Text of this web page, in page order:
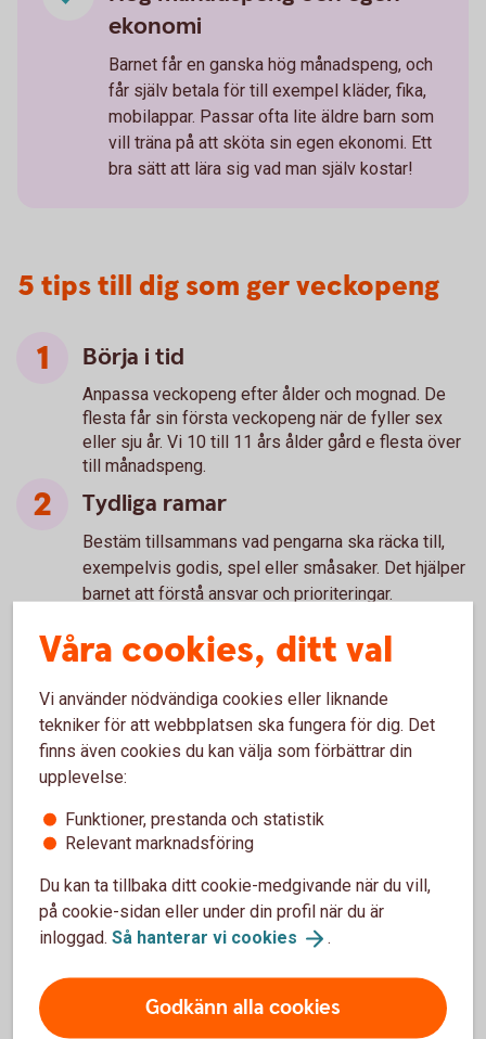
ekonomi
Barnet får en ganska hög månadspeng, och
får själv betala för till exempel kläder, fika,
mobilappar. Passar ofta lite äldre barn som
vill träna på att sköta sin egen ekonomi. Ett
bra sätt att lära sig vad man själv kostar!
5 tips till dig som ger veckopeng
Börja i tid
Anpassa veckopeng efter ålder och mognad. De
flesta får sin första veckopeng när de fyller sex
eller sju år. Vi 10 till 11 års ålder gård e flesta över
till månadspeng.
Tydliga ramar
Bestäm tillsammans vad pengarna ska räcka till,
exempelvis godis, spel eller småsaker. Det hjälper
barnet att förstå ansvar och prioriteringar.
Eget ansvar
Barnet lär sig och växer som genom att fatta egna
beslut, även när det blir fel. Tar till exempel
pengarna slut för tidigt blir det en lärdom att
planera bättre nästa månad.
Uppmuntra sparande
Att spara till något större tränar barnet i att tänka
framåt och skjuta upp belöningar.
Prata om pengar
Få in pengapratet naturligt i vardagen, och kom ihåg
att vara en god förebild för ditt barn.
Våra cookies, ditt val
Vi använder nödvändiga cookies eller liknande
tekniker för att webbplatsen ska fungera för dig. Det
finns även cookies du kan välja som förbättrar din
upplevelse:
Funktioner, prestanda och statistik
Relevant marknadsföring
Du kan ta tillbaka ditt cookie-medgivande när du vill,
på cookie-sidan eller under din profil när du är
inloggad. Så hanterar vi cookies .
Godkänn alla cookies